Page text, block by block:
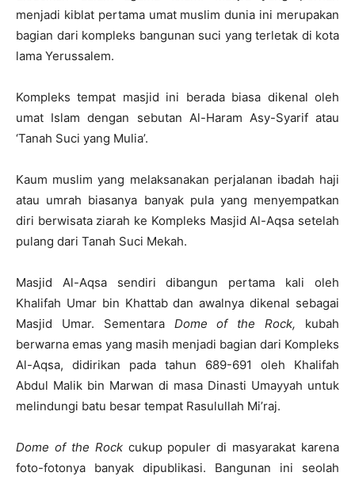
menjadi kiblat pertama umat muslim dunia ini merupakan
bagian dari kompleks bangunan suci yang terletak di kota
lama Yerussalem.
Kompleks tempat masjid ini berada biasa dikenal oleh
umat Islam dengan sebutan Al-Haram Asy-Syarif atau
‘Tanah Suci yang Mulia’.
Kaum muslim yang melaksanakan perjalanan ibadah haji
atau umrah biasanya banyak pula yang menyempatkan
diri berwisata ziarah ke Kompleks Masjid Al-Aqsa setelah
pulang dari Tanah Suci Mekah.
Masjid Al-Aqsa sendiri dibangun pertama kali oleh
Khalifah Umar bin Khattab dan awalnya dikenal sebagai
Masjid Umar. Sementara Dome of the Rock, kubah
berwarna emas yang masih menjadi bagian dari Kompleks
Al-Aqsa, didirikan pada tahun 689-691 oleh Khalifah
Abdul Malik bin Marwan di masa Dinasti Umayyah untuk
melindungi batu besar tempat Rasulullah Mi’raj.
Dome of the Rockcukup populer di masyarakat karena
foto-fotonya banyak dipublikasi. Bangunan ini seolah